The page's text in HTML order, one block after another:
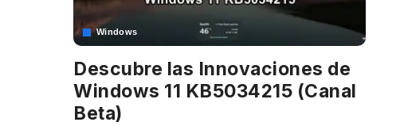
Windows
Descubre las Innovaciones de
Windows 11 KB5034215 (Canal
Beta)